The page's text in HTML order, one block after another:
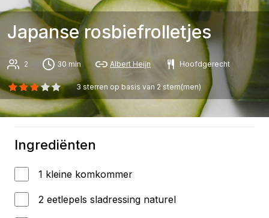
Japanse rosbiefrolletjes
2 30 min Albert Heijn Hoofdgerecht
3 sterren op basis van 2 stem(men)
Ingrediënten
1 kleine komkommer
2 eetlepels sladressing naturel